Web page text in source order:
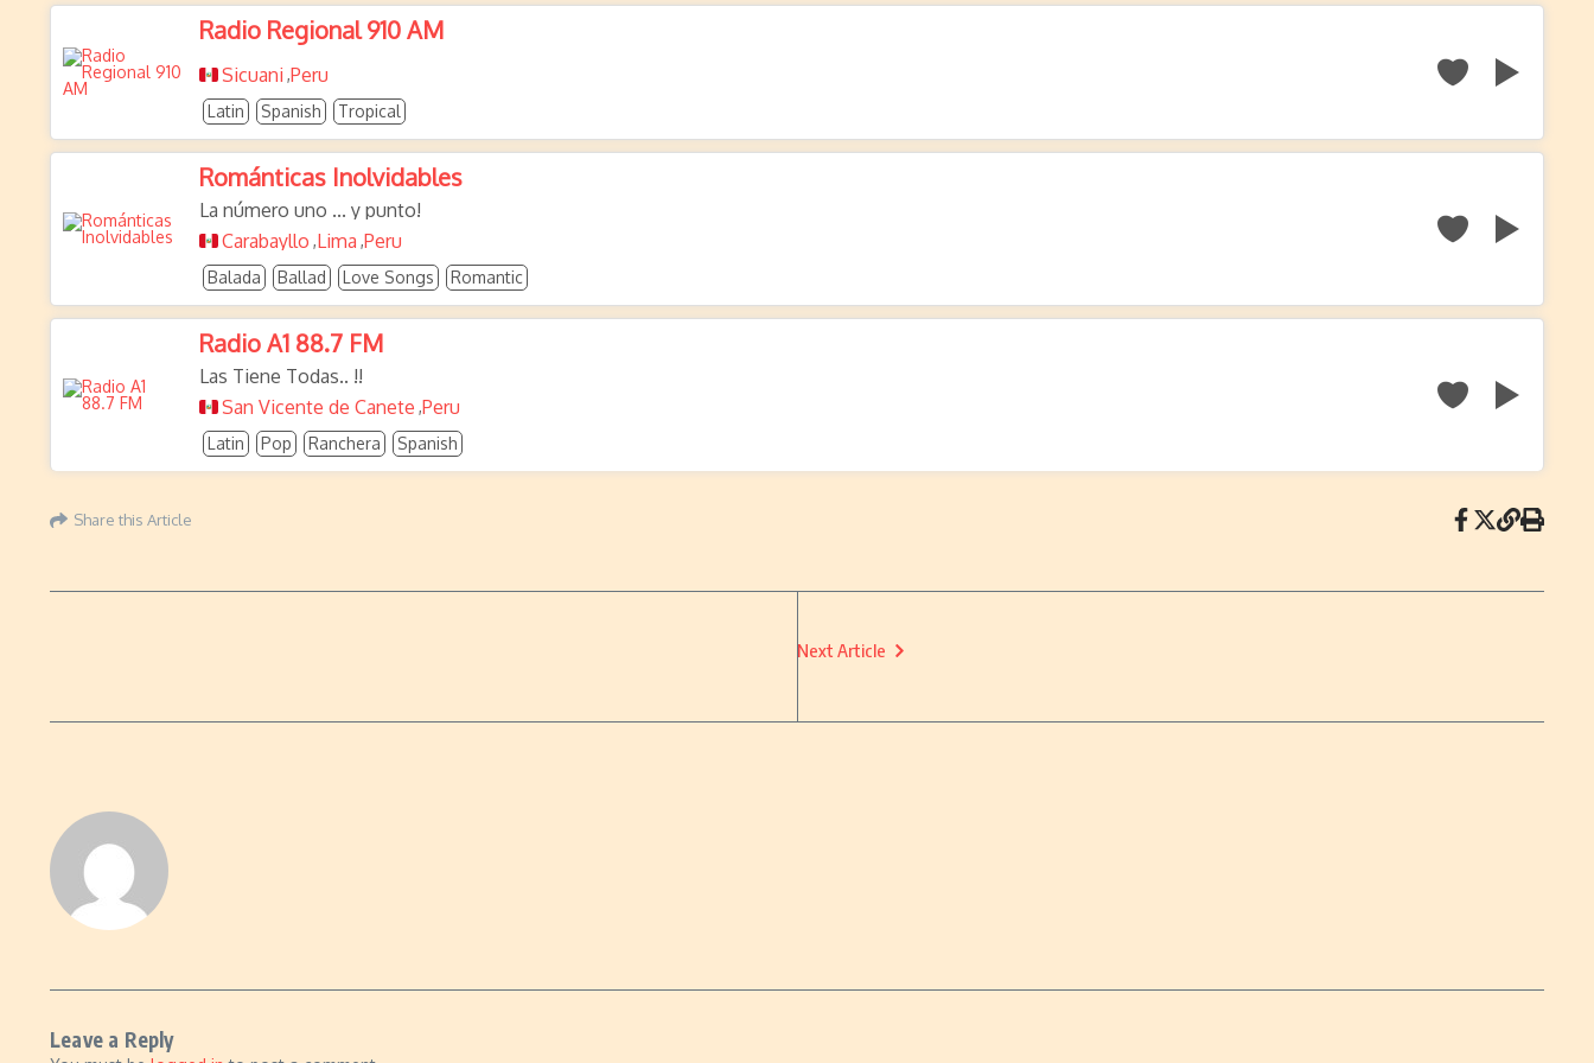
Radio Regional 910 AM
Sicuani ,Peru
Latin Spanish Tropical
Románticas Inolvidables
La número uno ... y punto!
Carabayllo ,Lima ,Peru
Balada Ballad Love Songs Romantic
Radio A1 88.7 FM
Las Tiene Todas.. !!
San Vicente de Canete ,Peru
Latin Pop Ranchera Spanish
Share this Article
Next Article
Leave a Reply